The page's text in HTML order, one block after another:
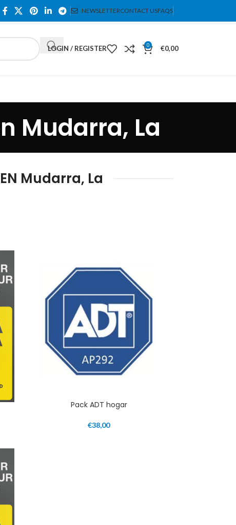
NEWSLETTERCONTACT USFAQS
LOGIN / REGISTER 0 €0,00
Mudarra, La
EN Mudarra, La
Pack ADT hogar
€38,00